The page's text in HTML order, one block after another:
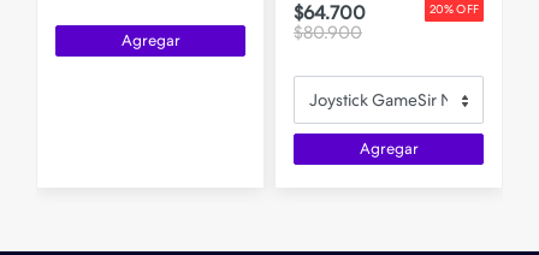
Agregar
20% OFF
$64.700
$80.900
Agregar